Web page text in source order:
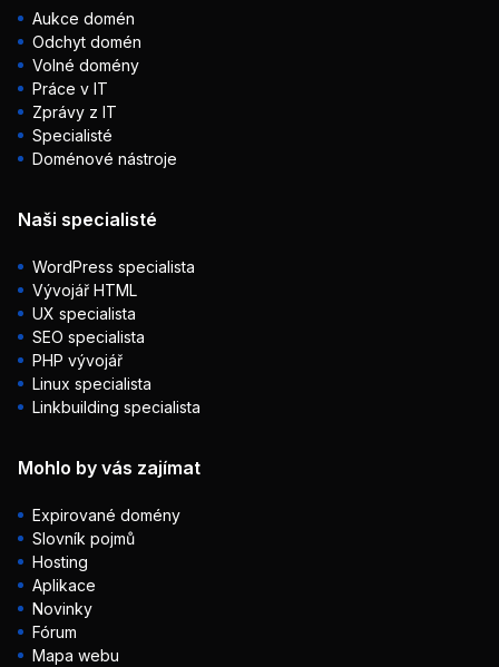
Aukce domén
Odchyt domén
Volné domény
Práce v IT
Zprávy z IT
Specialisté
Doménové nástroje
Naši specialisté
WordPress specialista
Vývojář HTML
UX specialista
SEO specialista
PHP vývojář
Linux specialista
Linkbuilding specialista
Mohlo by vás zajímat
Expirované domény
Slovník pojmů
Hosting
Aplikace
Novinky
Fórum
Mapa webu